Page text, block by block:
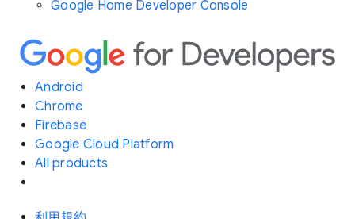
Google Home Developer Console
Android
Chrome
Firebase
Google Cloud Platform
All products